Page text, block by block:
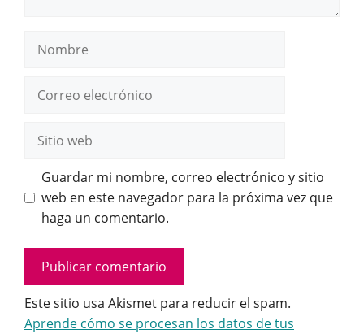
Nombre
electrónico
web
Guardar mi nombre, correo electrónico y sitio
web en este navegador para la próxima vez que
haga un comentario.
Este sitio usa Akismet para reducir el spam.
Aprende cómo se procesan los datos de tus